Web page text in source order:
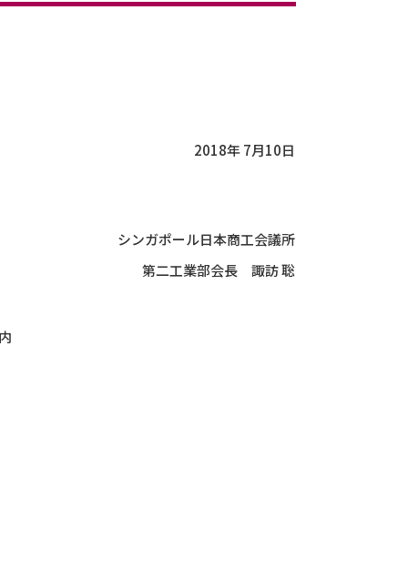
2018年 7月10日
シンガポール日本商工会議所
第二工業部会長 諏訪 聡